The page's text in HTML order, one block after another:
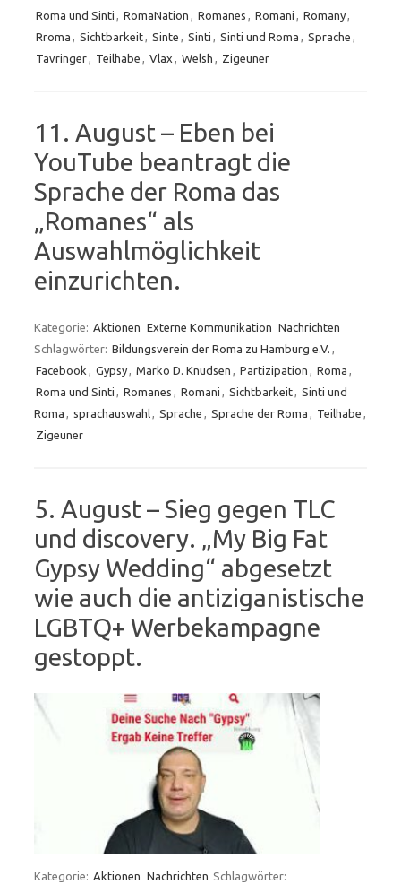
Roma und Sinti , RomaNation , Romanes , Romani , Romany,
Rroma , Sichtbarkeit, Sinte , Sinti , Sinti und Roma , Sprache ,
Tavringer, Teilhabe , Vlax , Welsh , Zigeuner
11. August – Eben bei
YouTube beantragt die
Sprache der Roma das
„Romanes“ als
Auswahlmöglichkeit
einzurichten.
Kategorie: Aktionen Externe Kommunikation Nachrichten
Schlagwörter: Bildungsverein der Roma zu Hamburg e.V. ,
Facebook , Gypsy, Marko D. Knudsen , Partizipation , Roma ,
Roma und Sinti , Romanes , Romani , Sichtbarkeit, Sinti und
Roma , sprachauswahl, Sprache , Sprache der Roma , Teilhabe ,
Zigeuner
5. August – Sieg gegen TLC
und discovery. „My Big Fat
Gypsy Wedding“ abgesetzt
wie auch die antiziganistische
LGBTQ+ Werbekampagne
gestoppt.
Kategorie: Aktionen Nachrichten Schlagwörter: